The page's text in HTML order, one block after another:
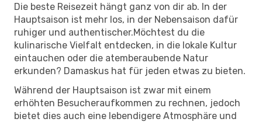
Die beste Reisezeit hängt ganz von dir ab. In der
Hauptsaison ist mehr los, in der Nebensaison dafür
ruhiger und authentischer.Möchtest du die
kulinarische Vielfalt entdecken, in die lokale Kultur
eintauchen oder die atemberaubende Natur
erkunden? Damaskus hat für jeden etwas zu bieten.
Während der Hauptsaison ist zwar mit einem
erhöhten Besucheraufkommen zu rechnen, jedoch
bietet dies auch eine lebendigere Atmosphäre und